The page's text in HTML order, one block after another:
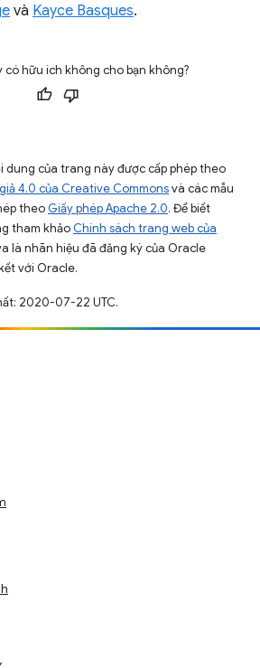
và Kayce Basques.
có hữu ích không cho bạn không?
dung của trang này được cấp phép theo
4.0 của Creative Commonsvà các mẫu
theo Giấy phép Apache 2.0. Để biết
tham khảo Chính sách trang web của
là nhãn hiệu đã đăng ký của Oracle
với Oracle.
2020-07-22 UTC.